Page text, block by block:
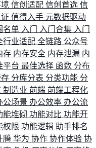
信创适配 信创首选 信
值得入手 元数据驱动
名单 入门 入门合集 入门
行业适配 全链路 公众号
存 内存安全 内存泄漏 内
平台 最佳选择 函数 分布
分库分表 分类功能 分
制造业 前端 前端工程化
公场景 办公效率 办公流
能堆砌 功能对比 功能开
权限 功能逻辑 助手排名
腾 华为 协作 协作体验 协